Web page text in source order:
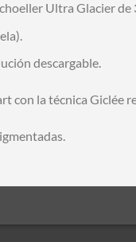
Ultra Glacier de
descargable.
con la técnica